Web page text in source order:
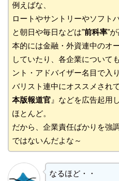
例えばな、
ロートやサントリーやソフト
と朝日や毎日などは”前科率”
本的には金融・外資連中のオ
していたり、各企業について
ント・アドバイザー名目で入
バリスト連中にオススメされ
本版報道官 』などを広告起用
ほとんど。
だから、企業責任ばかりを強
ではないんだよな～
なるほど・・